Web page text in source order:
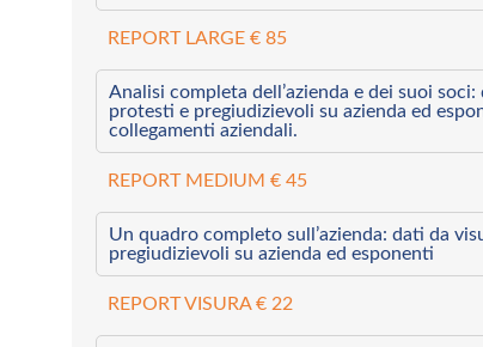
REPORT LARGE € 85
Analisi completa dell’azienda e dei suoi
protesti e pregiudizievoli su azienda ed
collegamenti aziendali.
REPORT MEDIUM € 45
Un quadro completo sull’azienda: dati da
pregiudizievoli su azienda ed esponenti
REPORT VISURA € 22